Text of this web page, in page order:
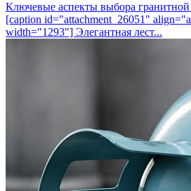
Ключевые аспекты выбора
[caption id="attachment_26051"
width="1293"] Элегантная лест...